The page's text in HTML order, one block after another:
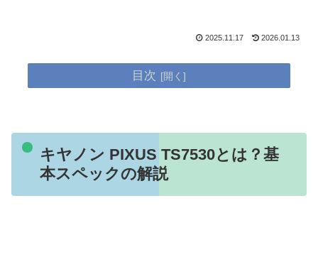
2025.11.17 2026.01.13
目次
キヤノン PIXUS TS7530とは？基
本スペックの解説